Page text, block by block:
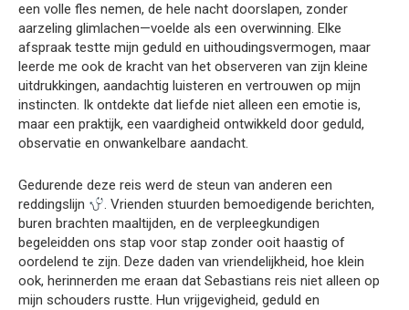
een volle fles nemen, de hele nacht doorslapen, zonder
aarzeling glimlachen—voelde als een overwinning. Elke
afspraak testte mijn geduld en uithoudingsvermogen, maar
leerde me ook de kracht van het observeren van zijn kleine
uitdrukkingen, aandachtig luisteren en vertrouwen op mijn
instincten. Ik ontdekte dat liefde niet alleen een emotie is,
maar een praktijk, een vaardigheid ontwikkeld door geduld,
observatie en onwankelbare aandacht.
Gedurende deze reis werd de steun van anderen een
reddingslijn
. Vrienden stuurden bemoedigende berichten,
buren brachten maaltijden, en de verpleegkundigen
begeleidden ons stap voor stap zonder ooit haastig of
oordelend te zijn. Deze daden van vriendelijkheid, hoe klein
ook, herinnerden me eraan dat Sebastians reis niet alleen op
mijn schouders rustte. Hun vrijgevigheid, geduld en